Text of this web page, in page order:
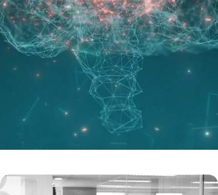
ENTRAR EM CONTATO
ÁREAS DE ATUAÇÃO